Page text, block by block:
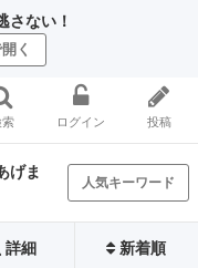
さない！
く
索 ログイン 投稿
げま
人気キーワード
詳細 新着順